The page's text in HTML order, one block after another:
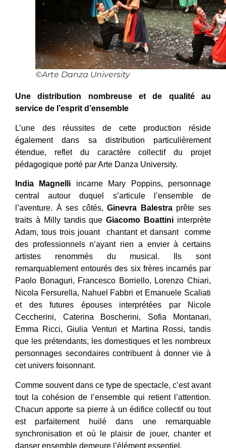
©Arte Danza University
Une distribution nombreuse et de qualité au
service de l’esprit d’ensemble
L’une des réussites de cette production réside
également dans sa distribution particulièrement
étendue, reflet du caractère collectif du projet
pédagogique porté par Arte Danza University.
India Magnelli incarne Mary Poppins, personnage
central autour duquel s’articule l’ensemble de
l’aventure. À ses côtés,Ginevra Balestraprête ses
traits à Milly tandis queGiacomo Boattini interprète
Adam, tous trois jouant chantant et dansant comme
des professionnels n’ayant rien a envier à certains
artistes renommés du musical. Ils sont
remarquablement entourés des six frères incarnés par
Paolo Bonaguri, Francesco Borriello, Lorenzo Chiari,
Nicola Fersurella, Nahuel Fabbri et Emanuele Scaliati
et des futures épouses interprétées par Nicole
Ceccherini, Caterina Boscherini, Sofia Montanari,
Emma Ricci, Giulia Venturi et Martina Rossi, tandis
que les prétendants, les domestiques et les nombreux
personnages secondaires contribuent à donner vie à
cet univers foisonnant.
Comme souvent dans ce type de spectacle, c’est avant
tout la cohésion de l’ensemble qui retient l’attention.
Chacun apporte sa pierre à un édifice collectif ou tout
est parfaitement huilé dans une remarquable
synchronisation et où le plaisir de jouer, chanter et
danser ensemble demeure l’élément essentiel.